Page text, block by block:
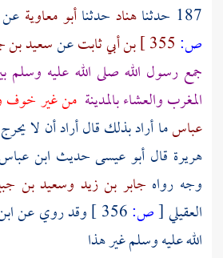
187 حدثنا
هناد حدثناأبو معاوية عن
ص:
بن أبي ثابتعنسعيد بن
جمع رسول الله صلى الله عليه وسلم
المغرب والعشاءبالمدينة من غير خوف
عباسما أراد بذلك قال أراد أن لا
هريرة قال أبو عيسى حديث ابن
وجه رواه جابر بن زيد وسعيد بن
العقيلي[ص: وقد روي عن
الله عليه وسلم غير هذا